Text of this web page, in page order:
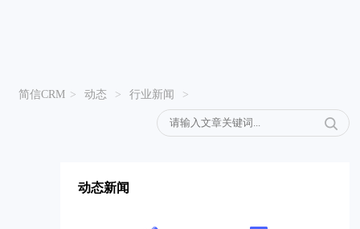
简信CRM > 动态 > 行业新闻 >
动态新闻